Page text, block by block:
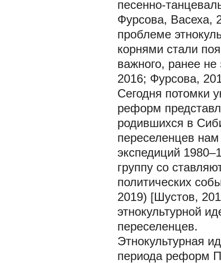
песенно-
Фурсова, Васеха,
проблеме
корнями стали
важного, ранее
2016; Фурсова,
Сегодня потомки
реформ
родившихся в
переселенцев
экспедиций
группу со
политических
2019) [Шустов,
этнокультурной
переселенцев.
Этнокультурная
периода реформ